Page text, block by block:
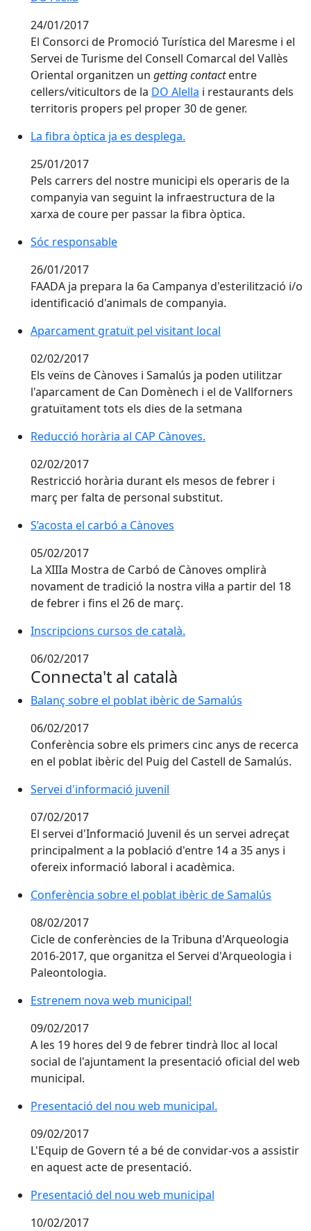
24/01/2017
El Consorci de Promoció Turística del Maresme i el
Servei de Turisme del Consell Comarcal del Vallès
Oriental organitzen un getting contactentre
cellers/viticultors de la DO Alella i restaurants dels
territoris propers pel proper 30 de gener.
La fibra òptica ja es desplega.
La fibra òptica ja es desplega.
25/01/2017
Pels carrers del nostre municipi els operaris de la
companyia van seguint la infraestructura de la
xarxa de coure per passar la fibra òptica.
Sóc responsable
Sóc responsable
26/01/2017
FAADA ja prepara la 6a Campanya d'esterilització i/o
identificació d'animals de companyia.
Aparcament gratuït pel visitant local
Aparcament gratuït pel visitant local
02/02/2017
Els veïns de Cànoves i Samalús ja poden utilitzar
l'aparcament de Can Domènech i el de Vallforners
gratuïtament tots els dies de la setmana
Reducció horària al CAP Cànoves.
Reducció horària al CAP Cànoves.
02/02/2017
Restricció horària durant els mesos de febrer i
març per falta de personal substitut.
S’acosta el carbó a Cànoves
S’acosta el carbó a Cànoves
05/02/2017
La XIIIa Mostra de Carbó de Cànoves omplirà
novament de tradició la nostra vil·la a partir del 18
de febrer i fins el 26 de març.
Inscripcions cursos de català.
Inscripcions cursos de català.
06/02/2017
Connecta't al català
Balanç sobre el poblat ibèric de Samalús
Balanç sobre el poblat ibèric de Samalús
06/02/2017
Conferència sobre els primers cinc anys de recerca
en el poblat ibèric del Puig del Castell de Samalús.
Servei d'informació juvenil
Servei d'informació juvenil
07/02/2017
El servei d'Informació Juvenil és un servei adreçat
principalment a la població d'entre 14 a 35 anys i
ofereix informació laboral i acadèmica.
Conferència sobre el poblat ibèric de Samalús
Conferència sobre el poblat ibèric de Samalús
08/02/2017
Cicle de conferències de la Tribuna d'Arqueologia
2016-2017, que organitza el Servei d'Arqueologia i
Paleontologia.
Estrenem nova web municipal!
Estrenem nova web municipal!
09/02/2017
A les 19 hores del 9 de febrer tindrà lloc al local
social de l'ajuntament la presentació oficial del web
municipal.
Presentació del nou web municipal.
Presentació del nou web municipal.
09/02/2017
L'Equip de Govern té a bé de convidar-vos a assistir
en aquest acte de presentació.
Presentació del nou web municipal
Presentació del nou web municipal
10/02/2017